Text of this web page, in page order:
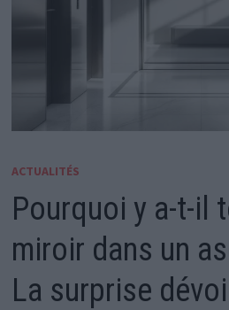
ACTUALITÉS
Pourquoi y a-t-il
miroir dans un
La surprise